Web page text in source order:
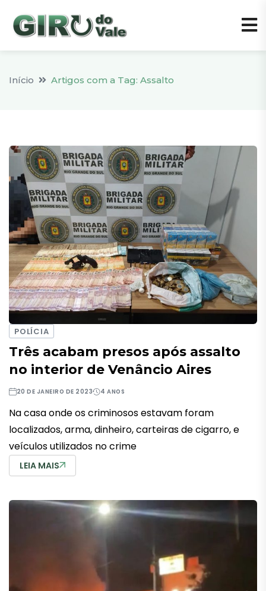
Início Artigos com a Tag: Assalto
POLÍCIA
Três acabam presos após assalto
no interior de Venâncio Aires
20 DE JANEIRO DE 2023 4 ANOS
Na casa onde os criminosos estavam foram
localizados, arma, dinheiro, carteiras de cigarro, e
veículos utilizados no crime
LEIA MAIS